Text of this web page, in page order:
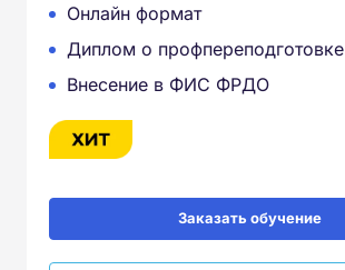
Онлайн формат
Диплом о профпереподготовке
Внесение в ФИС ФРДО
Заказать обучение